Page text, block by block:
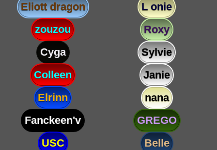
Eliott dragon
L onie
zouzou
Roxy
Cyga
Sylvie
Colleen
Janie
Elrinn
nana
Fanckeen'v
GREGO
USC
Belle